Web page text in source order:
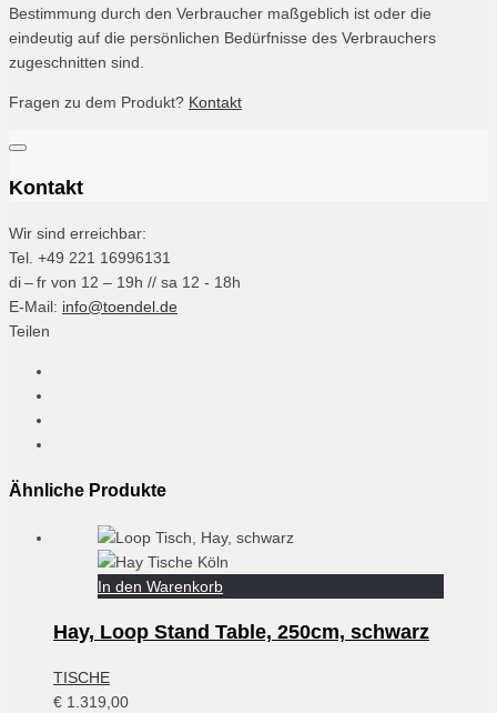
Bestimmung durch den Verbraucher maßgeblich ist oder die
eindeutig auf die persönlichen Bedürfnisse des Verbrauchers
zugeschnitten sind.
Fragen zu dem Produkt? Kontakt
Kontakt
Wir sind erreichbar:
Tel. +49 221 16996131
di – fr von 12 – 19h // sa 12 - 18h
E-Mail: info@toendel.de
Teilen
Ähnliche Produkte
In den Warenkorb
Hay, Loop Stand Table, 250cm, schwarz
TISCHE
€ 1.319,00